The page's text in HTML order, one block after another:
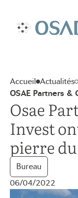
contenu
Actualités
Nos valeurs
Portail
Accueil Actualités
OSAE Partners
Osae
Invest
pierre
Saint-
Bureau
06/04/2022